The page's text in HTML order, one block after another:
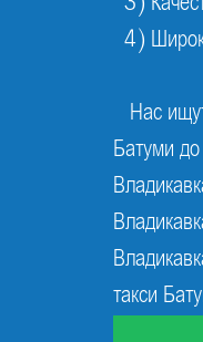
4)
Нас
Батуми
такси